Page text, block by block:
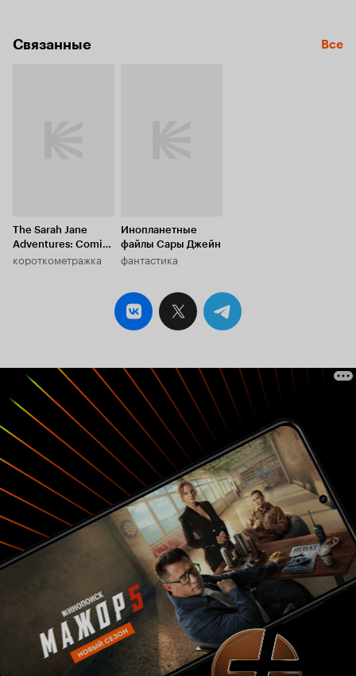
Связанные Все
The Sarah Jane
Adventures: Comic
Relief Special
короткометражка
Инопланетные
файлы Сары Джейн
фантастика